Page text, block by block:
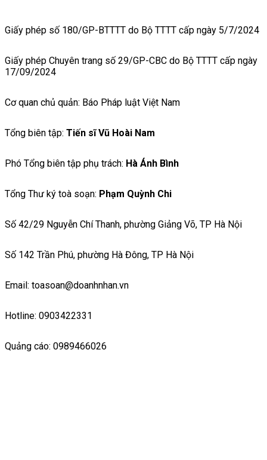
Giấy phép số 180/GP-BTTTT do Bộ TTTT cấp ngày 5/7/2024
Giấy phép Chuyên trang số 29/GP-CBC do Bộ TTTT cấp ngày
17/09/2024
Cơ quan chủ quản: Báo Pháp luật Việt Nam
Tổng biên tập: Tiến sĩ Vũ Hoài Nam
Phó Tổng biên tập phụ trách: Hà Ánh Bình
Tổng Thư ký toà soạn: Phạm Quỳnh Chi
Số 42/29 Nguyễn Chí Thanh, phường Giảng Võ, TP Hà Nội
Số 142 Trần Phú, phường Hà Đông, TP Hà Nội
Email: toasoan@doanhnhan.vn
Hotline: 0903422331
Quảng cáo: 0989466026